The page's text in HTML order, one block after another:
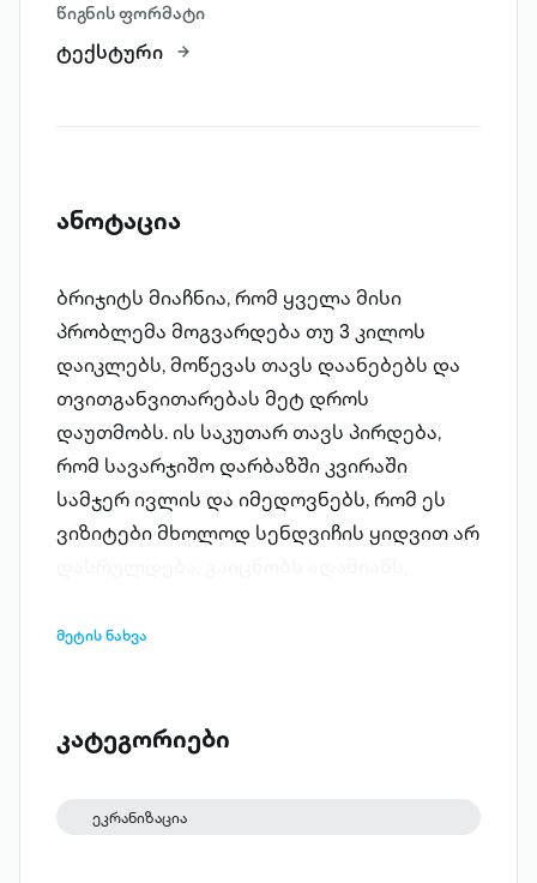
წიგნის ფორმატი
ტექსტური
ანოტაცია
ბრიჯიტს მიაჩნია, რომ ყველა მისი
პრობლემა მოგვარდება თუ 3 კილოს
დაიკლებს, მოწევას თავს დაანებებს და
თვითგანვითარებას მეტ დროს
დაუთმობს. ის საკუთარ თავს პირდება,
რომ სავარჯიშო დარბაზში კვირაში
სამჯერ ივლის და იმედოვნებს, რომ ეს
ვიზიტები მხოლოდ სენდვიჩის ყიდვით არ
ურთიერთობა ექნება და, ბოლოს და
ვიდეოკასეტებზე.საკულტო წიგნის
ქართულ ენაზე უკვე მაისში შეძლებთ.
მეტის ნახვა
კატეგორიები
ეკრანიზაცია